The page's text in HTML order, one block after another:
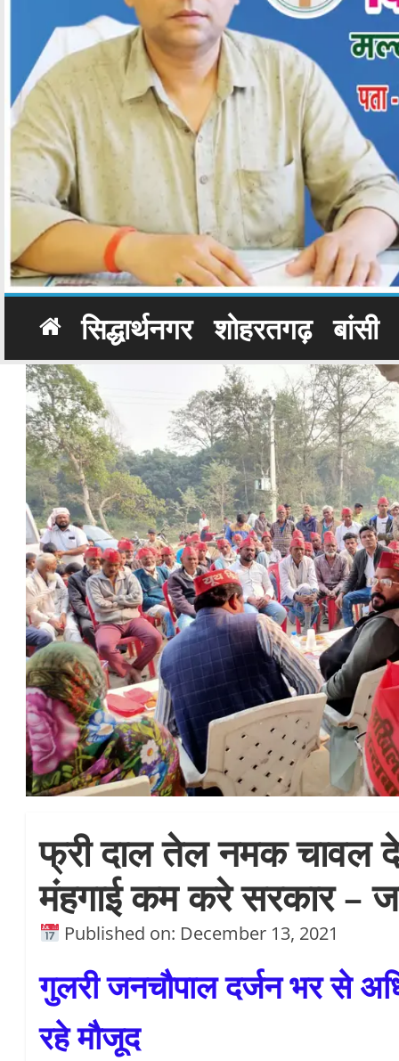
सिद्धार्थनगर शोहरतगढ़ बांसी
फ्री दाल तेल नमक चावल
मंहगाई कम करे सरकार –
Published on: December 13, 2021
गुलरी जनचौपालदर्जन भर से
रहे मौजूद